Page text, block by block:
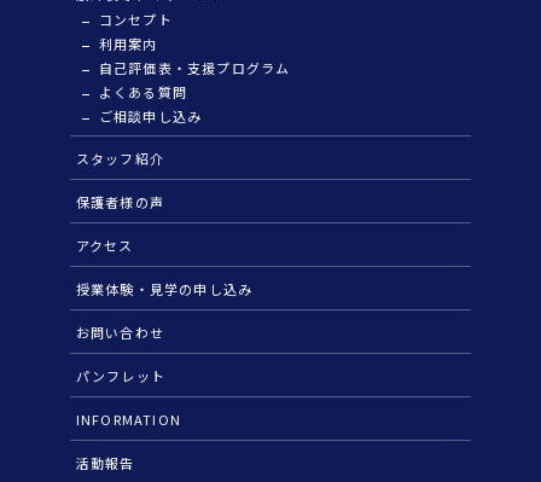
コンセプト
利用案内
自己評価表・支援プログラム
よくある質問
ご相談申し込み
スタッフ紹介
保護者様の声
アクセス
授業体験・見学の申し込み
お問い合わせ
パンフレット
INFORMATION
活動報告